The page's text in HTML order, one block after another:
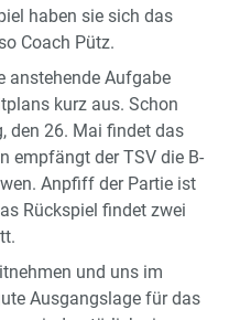
haben sie sich das
Coach Pütz.
anstehende Aufgabe
kurz aus. Schon
den 26. Mai findet das
empfängt der TSV die B-
Anpfiff der Partie ist
Rückspiel findet zwei
und uns im
Ausgangslage für das